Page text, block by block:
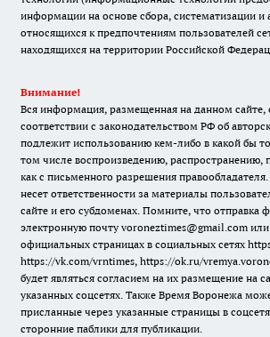
информации на основе сбора, систематизации и
относящихся к предпочтениям пользователей
находящихся на территории Российской
Внимание!
Вся информация, размещенная на данном сайте,
соответствии с законодательством РФ об
подлежит использованию кем-либо в какой бы
том числе воспроизведению, распространению,
как с письменного разрешения
несет ответственности за материалы
сайте и его субдоменах. Помните, что отправка
электронную почту voroneztimes@gmail.com
официальных страницах в социальных сетях
https://vk.com/vrntimes, https://ok.ru/
будет являться согласием на их размещение на
указанных соцсетях. Также Время Воронежа
присланные через указанные страницы в
сторонние паблики для публикации.